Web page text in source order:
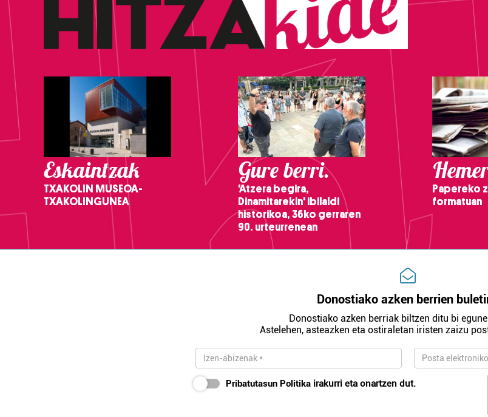
Eskaintzak
TXAKOLIN MUSEOA-
TXAKOLINGUNEA
Gure berri.
'Atzera begira,
Dinamitarekin' ibilaldi
historikoa, 36ko gerraren
90. urteurrenean
Papereko
formatuan
Donostiako azken berrien
Donostiako azken berriak biltzen ditu bi
Astelehen, asteazken eta ostiraletan iristen zaizu
Pribatutasun Politika irakurri eta onartzen dut.